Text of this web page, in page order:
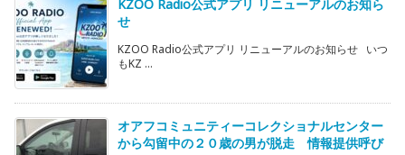
KZOO Radio公式アプリ リニューアルのお知ら
せ
KZOO Radio公式アプリ リニューアルのお知らせ いつ
もKZ ...
オアフコミュニティーコレクショナルセンター
から勾留中の２０歳の男が脱走 情報提供呼び